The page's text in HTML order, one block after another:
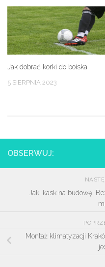
Jak dobrać korki do boiska
5 SIERPNIA 2023
OBSERWUJ:
Jaki kask na budowę:
Montaż klimatyzacji